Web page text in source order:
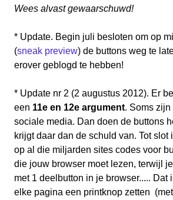
Wees alvast gewaarschuwd!
* Update. Begin juli besloten om op
(sneak preview) de buttons weg te
erover geblogd te hebben!
* Update nr 2 (2 augustus 2012). Er
een 11e en 12e argument. Soms
sociale media. Dan doen de buttons
krijgt daar dan de schuld van. Tot
op al die miljarden sites codes voor
die jouw browser moet lezen, terwijl
met 1 deelbutton in je browser..... Dat
elke pagina een printknop zetten